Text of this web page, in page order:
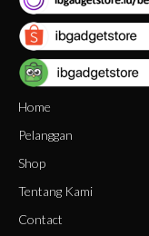
Home
Pelanggan
Shop
Tentang Kami
Contact